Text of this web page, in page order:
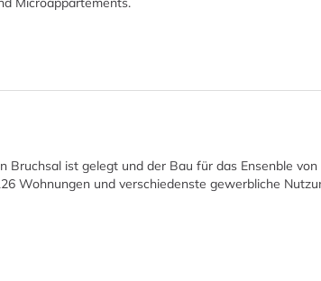
Bruchsal ist gelegt und der Bau für das Ensenble
Wohnungen und verschiedenste gewerbliche